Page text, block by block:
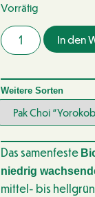
Vorrätig
In den
Weitere Sorten
Das samenfeste
niedrig
mittel- bis